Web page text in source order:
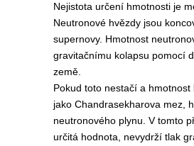
Nejistota určení hmotnosti je
Neutronové hvězdy jsou
supernovy. Hmotnost
gravitačnímu kolapsu pomocí
země.
Pokud toto nestačí a
jako Chandrasekharova mez,
neutronového plynu. V tomto
určitá hodnota, nevydrží tlak